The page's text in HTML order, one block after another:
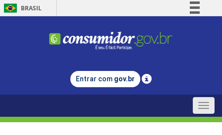
BRASIL
Comunica BR
Legislação
Entrar com gov.br
Toggle